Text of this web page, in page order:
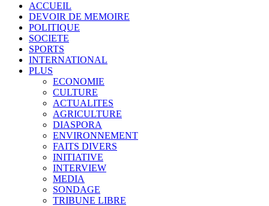
ACCUEIL
DEVOIR DE MEMOIRE
POLITIQUE
SOCIETE
SPORTS
INTERNATIONAL
PLUS
ECONOMIE
CULTURE
ACTUALITES
AGRICULTURE
DIASPORA
ENVIRONNEMENT
FAITS DIVERS
INITIATIVE
INTERVIEW
MEDIA
SONDAGE
TRIBUNE LIBRE